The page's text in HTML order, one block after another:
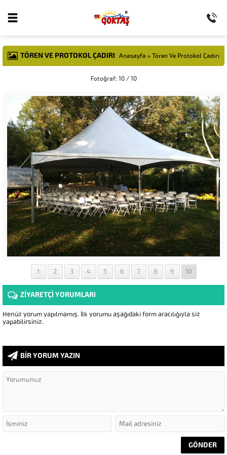
TÖREN VE PROTOKOL ÇADIRI Anasayfa » Tören Ve Protokol Çadırı
Fotoğraf: 10 / 10
1 2 3 4 5 6 7 8 9 10
ZİYARETÇİ YORUMLARI
Henüz yorum yapılmamış. İlk yorumu aşağıdaki form aracılığıyla siz
yapabilirsiniz.
BİR YORUM YAZIN